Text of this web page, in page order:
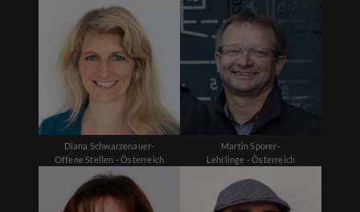
Diana Schwarzenauer-
Offene Stellen - Österreich
Martin Sporer-
Lehrlinge - Österreich